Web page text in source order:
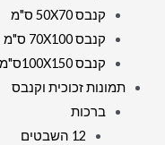
קנבס 50X70 ס"מ
קנבס 70X100 ס"מ
קנבס 100X150ס"מ
תמונות זכוכית וקנבס
ברכות
12 השבטים